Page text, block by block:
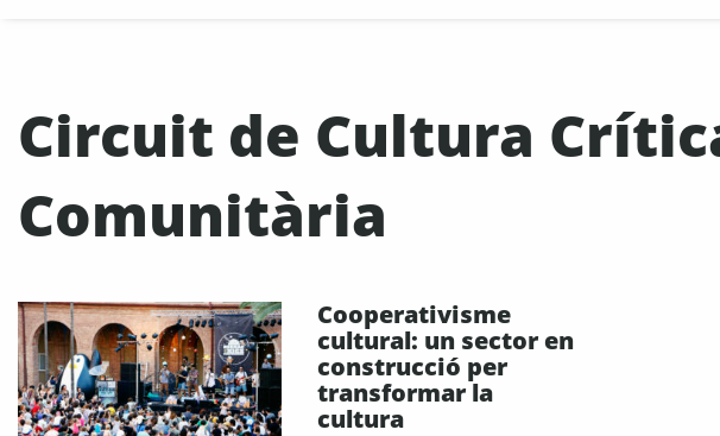
Circuit de Cultura
Comunitària
Cooperativisme
cultural: un sector en
construcció per
transformar la
cultura